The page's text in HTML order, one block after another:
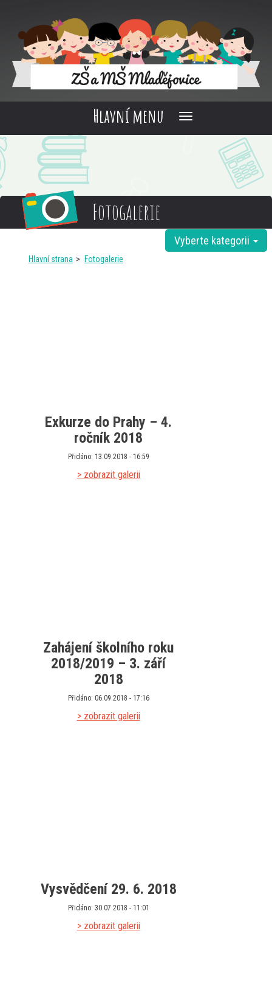
Hlavní menu
Fotogalerie
Vyberte kategorii
Hlavní strana Fotogalerie
Exkurze do Prahy – 4.
ročník 2018
Přidáno: 13.09.2018 - 16:59
> zobrazit galerii
Zahájení školního roku
2018/2019 – 3. září
2018
Přidáno: 06.09.2018 - 17:16
> zobrazit galerii
Vysvědčení 29. 6. 2018
Přidáno: 30.07.2018 - 11:01
> zobrazit galerii